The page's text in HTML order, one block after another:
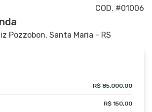
COD. #01006
Pozzobon, Santa Maria - RS
R$ 85.000,00
R$ 150,00